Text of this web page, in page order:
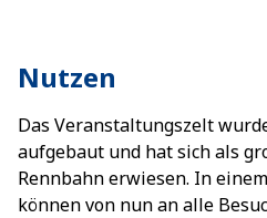
Nutzen
Das Veranstaltungszelt
aufgebaut und hat sich als
Rennbahn erwiesen. In
können von nun an alle